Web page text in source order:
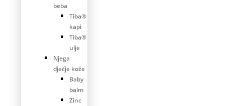
beba
Tiba®
kapi
Tiba®
ulje
Njega
dječje kože
Baby
balm
Zinc